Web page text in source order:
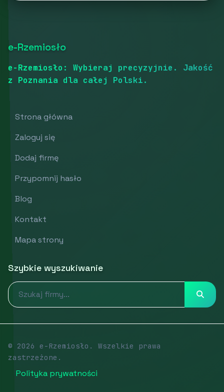
e-Rzemiosło
e-Rzemiosło: Wybieraj precyzyjnie. Jakość
z Poznania dla całej Polski.
Strona główna
Zaloguj się
Dodaj firmę
Przypomnij hasło
Blog
Kontakt
Mapa strony
Szybkie wyszukiwanie
© 2026 e-Rzemiosło. Wszelkie prawa
zastrzeżone.
Polityka prywatności